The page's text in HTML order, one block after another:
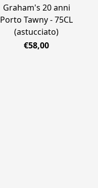
Graham's 20 anni
Porto Tawny - 75CL
(astucciato)
€58,00